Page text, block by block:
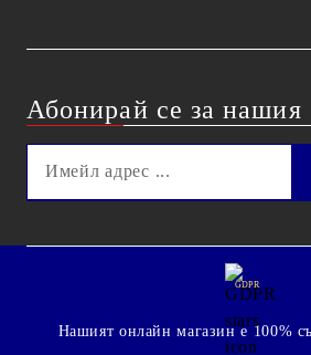
Абонирай се за нашия
GDPR
Нашият онлайн магазин е 100%